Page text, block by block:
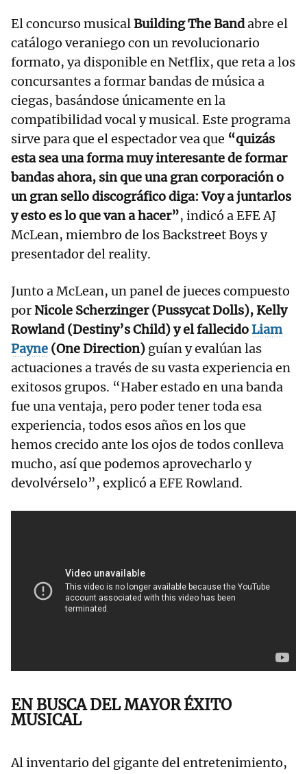
El concurso musicalBuilding The Bandabre el
catálogo veraniego con un revolucionario
formato, ya disponible en Netflix, que reta a los
concursantes a formar bandas de música a
ciegas, basándose únicamente en la
compatibilidad vocal y musical. Este programa
sirve para que el espectador vea que “quizás
esta sea una forma muy interesante de formar
bandas ahora, sin que una gran corporación o
un gran sello discográfico diga: Voy a juntarlos
y esto es lo que van a hacer”, indicó a EFE AJ
McLean, miembro de los Backstreet Boys y
presentador del reality.
Junto a McLean, un panel de jueces compuesto
por Nicole Scherzinger (Pussycat Dolls), Kelly
Rowland (Destiny’s Child) y el fallecidoLiam
Payne (One Direction) guían y evalúan las
actuaciones a través de su vasta experiencia en
exitosos grupos. “Haber estado en una banda
fue una ventaja, pero poder tener toda esa
experiencia, todos esos años en los que
hemos crecido ante los ojos de todos conlleva
mucho, así que podemos aprovecharlo y
devolvérselo”, explicó a EFE Rowland.
EN BUSCA DEL MAYOR ÉXITO
MUSICAL
Al inventario del gigante del entretenimiento,